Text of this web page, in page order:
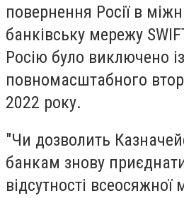
повернення Росії в
банківську мережу
Росію було виключено
повномасштабного
2022 року.
"Чи дозволить
банкам знову
відсутності всеосяжної